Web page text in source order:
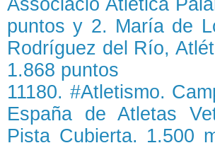
puntos y 2. María de
Rodríguez del Río,
1.868 puntos
11180. #Atletismo.
España de Atletas
Pista Cubierta. 1.500